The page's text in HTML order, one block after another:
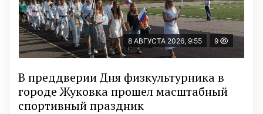
8 АВГУСТА 2026, 9:55 9
В преддверии Дня физкультурника в
городе Жуковка прошел масштабный
спортивный праздник